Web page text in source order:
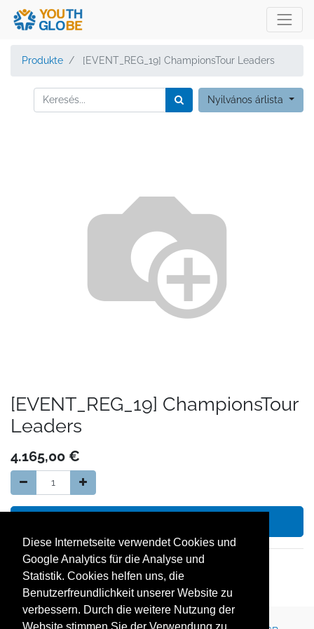
Diese Internetseite verwendet Cookies und
Google Analytics für die Analyse und
Statistik. Cookies helfen uns, die
Benutzerfreundlichkeit unserer Website zu
verbessern. Durch die weitere Nutzung der
Produkte [EVENT_REG_19] ChampionsTour Leaders
Nyilvános árlista
[EVENT_REG_19] ChampionsTour
Leaders
4.165,00 €
14 Tage Geld zurück Garantie
kostenloser Versand in Deutschland